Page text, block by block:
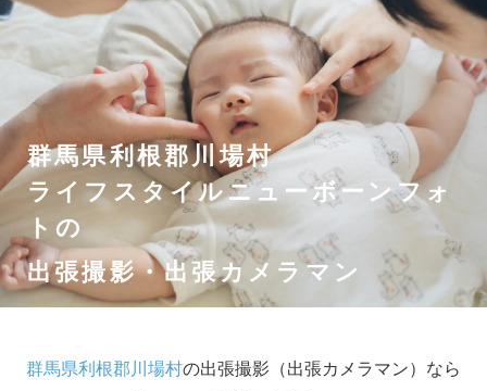
群馬県利根郡川場村
ライフスタイルニューボーンフォ
トの
出張撮影・出張カメラマン
群馬県利根郡川場村の出張撮影（出張カメラマン）なら